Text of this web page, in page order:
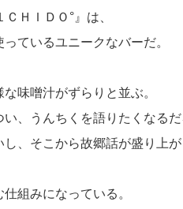
ＨＩＤＯ°』は、
ているユニークなバーだ。
味噌汁がずらりと並ぶ。
、うんちくを語りたくなるだ
、そこから故郷話が盛り上が
組みになっている。